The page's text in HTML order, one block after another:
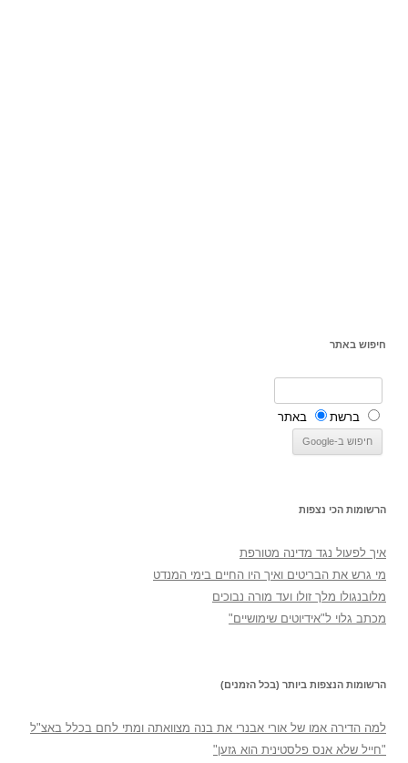
חיפוש באתר
ברשת באתר
הרשומות הכי נצפות
איך לפעול נגד מדינה מטורפת
מי גרש את הבריטים ואיך היו החיים בימי המנדט
מלובנגולו מלך זולו ועד מורה נבוכים
מכתב גלוי ל"אידיוטים שימושיים"
הרשומות הנצפות ביותר (בכל הזמנים)
למה הדירה אמו של אורי אבנרי את בנה מצוואתה ומתי לחם בכלל באצ"ל
"חייל שלא אנס פלסטינית הוא גזען"